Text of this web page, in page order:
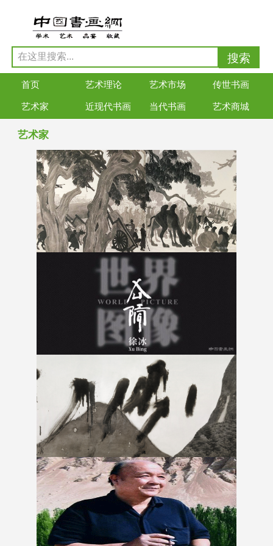
首页 艺术理论 艺术市场 传世书画
艺术家 近现代书画 当代书画 艺术商城
艺术家